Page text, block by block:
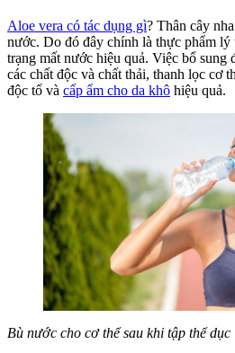
Aloe vera có tác dụng gì? Thân cây
nước. Do đó đây chính là thực phẩm
trạng mất nước hiệu quả. Việc bổ sung
các chất độc và chất thải, thanh lọc cơ
độc tố và cấp ẩm cho da khô hiệu quả.
Bù nước cho cơ thể sau khi tập thể dục